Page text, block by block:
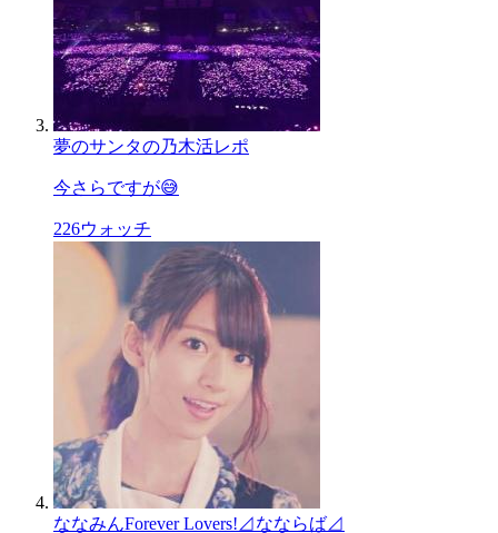
夢のサンタの乃木活レポ
今さらですが😅
226ウォッチ
ななみんForever Lovers!⊿なならば⊿